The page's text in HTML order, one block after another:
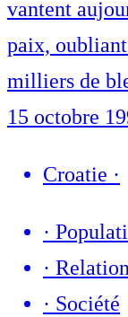
vantent
paix,
milliers de
15 octobre
Croatie ·
·
·
· Société